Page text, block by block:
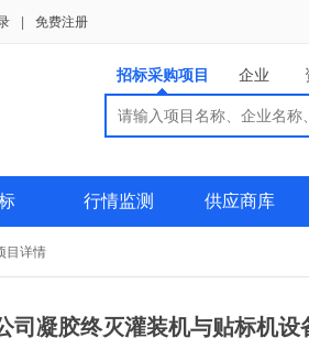
免费注册
招标采购项目 企业
行情监测 供应商库
目详情
司凝胶终灭灌装机与贴标机